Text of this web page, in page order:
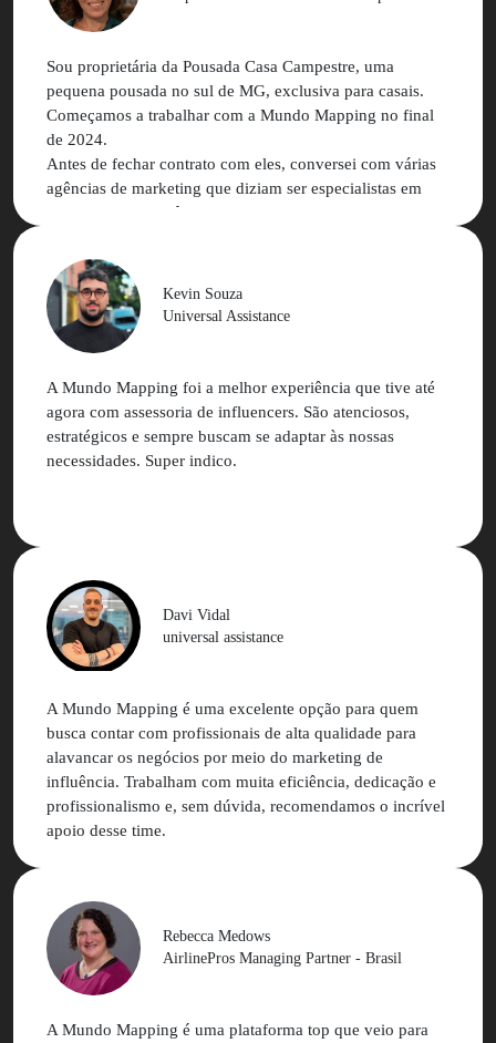
acumulado mundo mapping que nos ajudou em ganho de
eficiência e alcance de melhores resultados.
Estamos muito gratos e contentes com os resultados das
nossas relações comerciais e pessoais
Sou proprietária da Pousada Casa Campestre, uma
pequena pousada no sul de MG, exclusiva para casais.
Começamos a trabalhar com a Mundo Mapping no final
de 2024.
Antes de fechar contrato com eles, conversei com várias
agências de marketing que diziam ser especialistas em
marketing de influência, mas nenhuma delas me passou
possível fazer marketing de influência para hotelaria
ainda mais para uma pousada com o perfil da minha (com
nicho muito bem definido e com número tão reduzido de
acomodações).
Na minha primeira conversa com a Nathalia, já percebi
diferença no atendimento e o entendimento do meu
negócio.
A plataforma é super simples e amigável, o atendimento
simples, rápido e de excelência.
Kevin Souza
Universal Assistance
A Mundo Mapping foi a melhor experiência que tive até
agora com assessoria de influencers. São atenciosos,
estratégicos e sempre buscam se adaptar às nossas
necessidades. Super indico.
Davi Vidal
universal assistance
A Mundo Mapping é uma excelente opção para quem
busca contar com profissionais de alta qualidade para
alavancar os negócios por meio do marketing de
influência. Trabalham com muita eficiência, dedicação e
profissionalismo e, sem dúvida, recomendamos o incrível
apoio desse time.
Rebecca Medows
AirlinePros Managing Partner - Brasil
A Mundo Mapping é uma plataforma top que veio para